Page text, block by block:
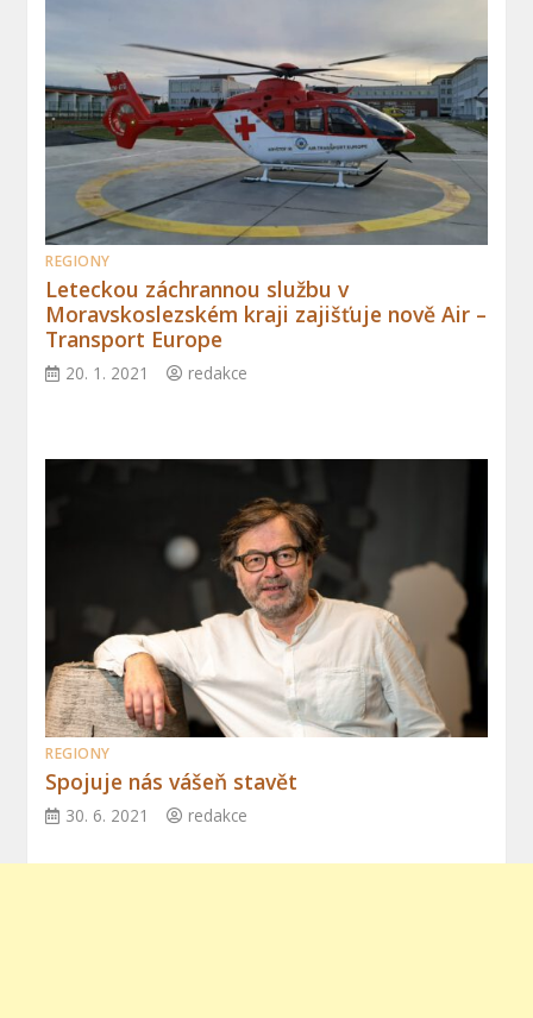
REGIONY
Leteckou záchrannou službu v
Moravskoslezském kraji zajišťuje nově Air –
Transport Europe
20. 1. 2021 redakce
REGIONY
Spojuje nás vášeň stavět
30. 6. 2021 redakce